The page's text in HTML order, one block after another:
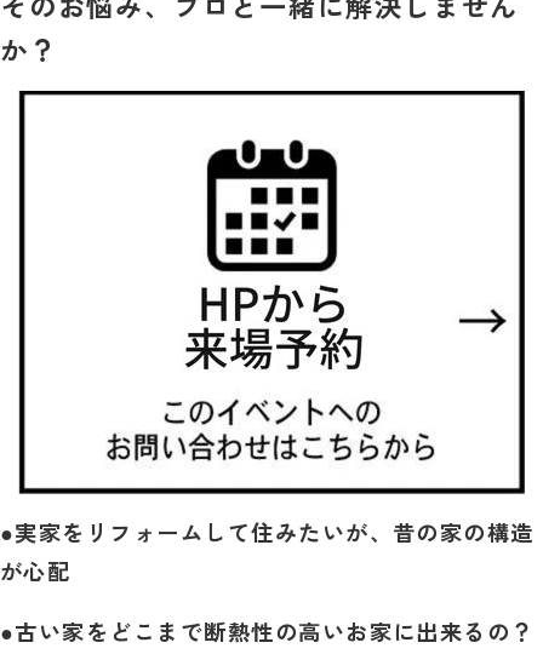
か？
●実家をリフォームして住みたいが、昔の家の構造
が心配
●古い家をどこまで断熱性の高いお家に出来るの？